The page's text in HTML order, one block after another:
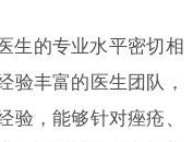
生的专业水平密切相
验丰富的医生团队，
验，能够针对痤疮、